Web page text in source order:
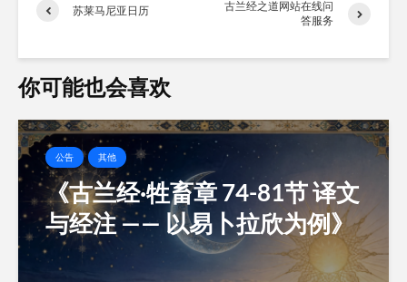
苏莱马尼亚日历
古兰经之道网站在线问
答服务
你可能也会喜欢
公告 其他
《古兰经·牲畜章 74-81节 译文
与经注 —— 以易卜拉欣为例》